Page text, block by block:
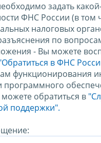
задать
ФНС России (в том
налоговых
по
- Вы можете
в ФНС
функционирования
программного
обратиться в
поддержки".